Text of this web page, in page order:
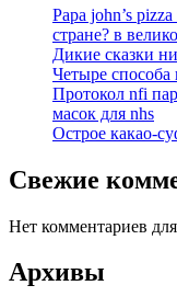
Papa john’s
стране? в
Дикие сказки
Четыре способа
Протокол nfi
масок для nhs
Острое какао-
Свежие
Нет комментариев
Архивы